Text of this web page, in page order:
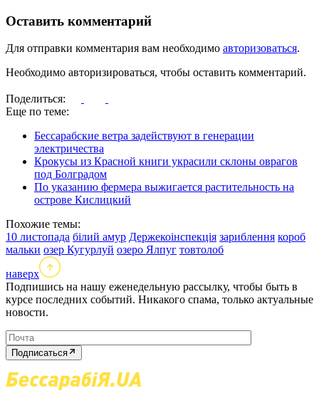
Оставить комментарий
Для отправки комментария вам необходимо авторизоваться.
Необходимо авторизироваться, чтобы оставить комментарий.
Поделиться:
Еще по теме:
Бессарабские ветра задействуют в генерации
электричества
Крокусы из Красной книги украсили склоны оврагов
под Болградом
По указанию фермера выжигается растительность на
острове Кислицкий
Похожие темы:
10 листопада білий амур Держекоінспекція зариблення короб
мальки озер Кугурлуй озеро Ялпуг товтолоб
наверх
Подпишись на нашу еженедельную рассылку, чтобы быть в
курсе последних событий. Никакого спама, только актуальные
новости.
Подписаться